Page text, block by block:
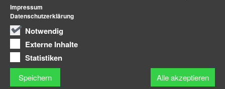
Notwendig
Externe Inhalte
Statistiken
Speichern Alle akzeptieren
Impressum
Datenschutzerklärung